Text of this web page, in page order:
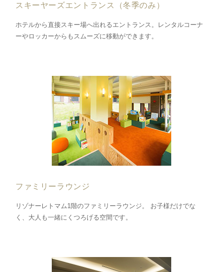
スキーヤーズエントランス（冬季のみ）
ホテルから直接スキー場へ出れるエントランス。レンタルコーナ
ーやロッカーからもスムーズに移動ができます。
ファミリーラウンジ
リゾナーレトマム1階のファミリーラウンジ。 お子様だけでな
く、大人も一緒にくつろげる空間です。